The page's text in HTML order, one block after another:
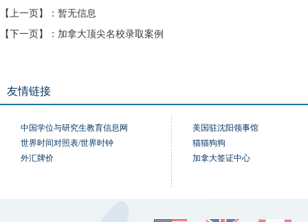
【上一页】： 暂无信息
【下一页】： 加拿大顶尖名校录取案例
友情链接
中国学位与研究生教育信息网
世界时间对照表/世界时钟
外汇牌价
美国驻沈阳领事馆
猫猫狗狗
加拿大签证中心